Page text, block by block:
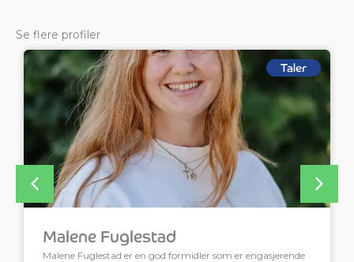
Se flere profiler
Taler
Malene Fuglestad
Malene Fuglestad er en god formidler som er engasjerende